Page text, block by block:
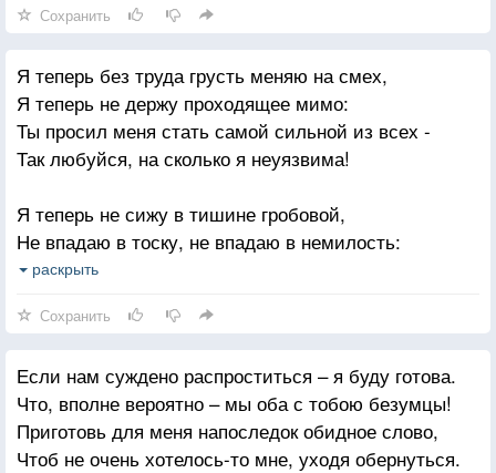
Когда ты придешь, свет уличных фонарей
Осветит порог, засыпанный белой вьюгой.
Я все размышляю: в какую из всех дверей
Ты не постучишь, а смело войдешь без стука.
И я не устану ждать тебя снова и снова.
Когда ты придешь, конечно, я буду тут,
Откроется сердце, и примет тебя любого.
Сохранить
Я теперь без труда грусть меняю на смех,
Я теперь не держу проходящее мимо:
Ты просил меня стать самой сильной из всех -
Так любуйся, на сколько я неуязвима!
Я теперь не сижу в тишине гробовой,
Не впадаю в тоску, не впадаю в немилость:
Ты просил меня брать все от жизни с лихвой -
Но, что лучше всего: я умею любить -
Так умею любить, что другим и не снилось!
Ты учил меня лгать и учил меня жить -
Так гордись наконец: я всему научилась!
раскрыть
Сохранить
Если нам суждено распроститься – я буду готова.
Что, вполне вероятно – мы оба с тобою безумцы!
Приготовь для меня напоследок обидное слово,
Чтоб не очень хотелось-то мне, уходя обернуться.